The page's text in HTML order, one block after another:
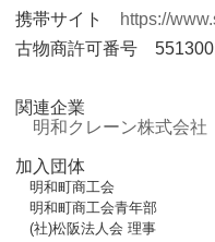
携帯サイト
https://
古物商許可番号
関連企業
明和クレーン株式会社
加入団体
明和町商工会
明和町商工会青年部
(社)松阪法人会 理事